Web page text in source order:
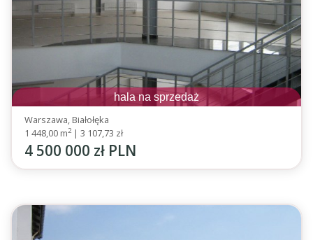
hala na sprzedaż
Warszawa, Białołęka
1 448,00 m2 | 3 107,73 zł
4 500 000 zł PLN